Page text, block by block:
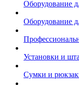
Оборудование
Оборудование
Установки и
Сумки и